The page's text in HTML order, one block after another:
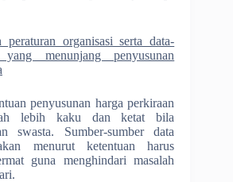
peraturan organisasi serta data-
menunjang penyusunan
penyusunan harga perkiraan
lebih kaku dan ketat bila
swasta. Sumber-sumber data
menurut ketentuan harus
guna menghindari masalah